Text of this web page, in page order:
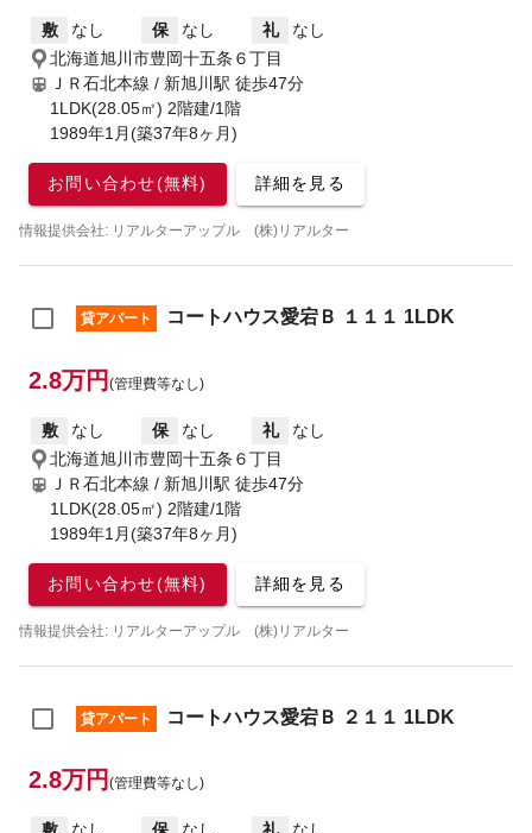
敷 なし 保 なし 礼
なし
北海道旭川市豊岡十五条６丁目
ＪＲ石北本線 / 新旭川駅 徒歩47分
1LDK(28.05㎡) 2階建/1階
1989年1月(築37年8ヶ月)
お問い合わせ(無料) 詳細を見る
情報提供会社: リアルターアップル (株)リアルター
貸アパート コートハウス愛宕Ｂ １１１ 1LDK
2.8万円 (管理費等なし)
敷 なし 保 なし 礼
なし
北海道旭川市豊岡十五条６丁目
ＪＲ石北本線 / 新旭川駅 徒歩47分
1LDK(28.05㎡) 2階建/1階
1989年1月(築37年8ヶ月)
お問い合わせ(無料) 詳細を見る
情報提供会社: リアルターアップル (株)リアルター
貸アパート コートハウス愛宕Ｂ ２１１ 1LDK
2.8万円 (管理費等なし)